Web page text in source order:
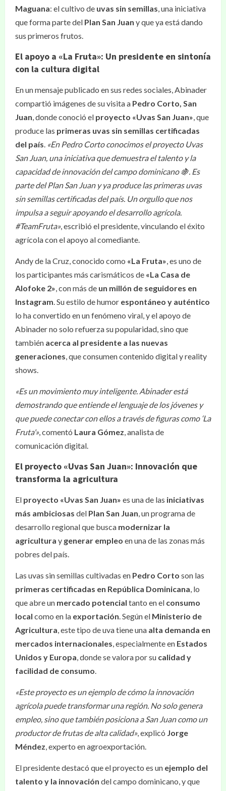
Maguana: el cultivo de uvas sin semillas, una iniciativa
que forma parte del Plan San Juan y que ya está dando
sus primeros frutos.
El apoyo a «La Fruta»: Un presidente en sintonía
con la cultura digital
En un mensaje publicado en sus redes sociales, Abinader
compartió imágenes de su visita a Pedro Corto, San
Juan, donde conoció el proyecto «Uvas San Juan», que
produce las primeras uvas sin semillas certificadas
del país. «En Pedro Corto conocimos el proyecto Uvas
San Juan, una iniciativa que demuestra el talento y la
capacidad de innovación del campo dominicano 🍇. Es
parte del Plan San Juan y ya produce las primeras uvas
sin semillas certificadas del país. Un orgullo que nos
impulsa a seguir apoyando el desarrollo agrícola.
#TeamFruta», escribió el presidente, vinculando el éxito
agrícola con el apoyo al comediante.
Andy de la Cruz, conocido como «La Fruta», es uno de
los participantes más carismáticos de «La Casa de
Alofoke 2», con más de un millón de seguidores en
Instagram. Su estilo de humor espontáneo y auténtico
lo ha convertido en un fenómeno viral, y el apoyo de
Abinader no solo refuerza su popularidad, sino que
también acerca al presidente a las nuevas
generaciones, que consumen contenido digital y reality
shows.
«Es un movimiento muy inteligente. Abinader está
demostrando que entiende el lenguaje de los jóvenes y
que puede conectar con ellos a través de figuras como ‘La
Fruta'», comentó Laura Gómez, analista de
comunicación digital.
El proyecto «Uvas San Juan»: Innovación que
transforma la agricultura
El proyecto «Uvas San Juan» es una de las iniciativas
más ambiciosas del Plan San Juan, un programa de
desarrollo regional que busca modernizar la
agricultura y generar empleo en una de las zonas más
pobres del país.
Las uvas sin semillas cultivadas en Pedro Corto son las
primeras certificadas en República Dominicana, lo
que abre un mercado potencial tanto en el consumo
local como en la exportación. Según el Ministerio de
Agricultura, este tipo de uva tiene una alta demanda en
mercados internacionales, especialmente en Estados
Unidos y Europa, donde se valora por su calidad y
facilidad de consumo.
«Este proyecto es un ejemplo de cómo la innovación
agrícola puede transformar una región. No solo genera
empleo, sino que también posiciona a San Juan como un
productor de frutas de alta calidad», explicó Jorge
Méndez, experto en agroexportación.
El presidente destacó que el proyecto es un ejemplo del
talento y la innovación del campo dominicano, y que